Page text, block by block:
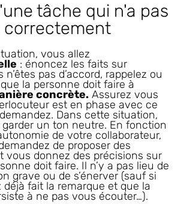
tâche qui n'a pas
correctement
vous allez
: énoncez les faits sur
pas d’accord, rappelez ou
la personne doit faire à
concrète. Assurez vous
est en phase avec ce
Dans cette situation,
un ton neutre. En fonction
de votre collaborateur,
de proposer des
vous donnez des précisions sur
doit faire. Il n’y a pas lieu de
grave ou de s’énerver (sauf si
fait la remarque et que la
à ne pas vous écouter…).